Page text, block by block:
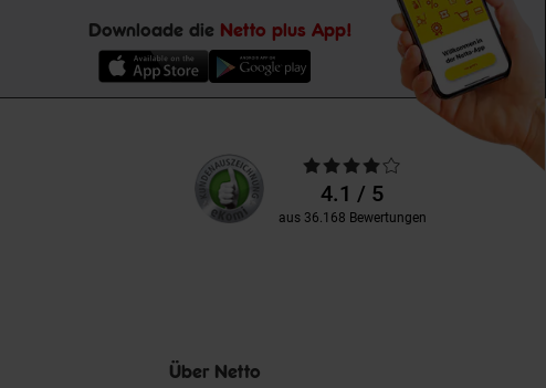
Downloade die Netto plus App!
Unsere
Kundenbewertungen
Durchschnittliche
Bewertungen4.1 / 5
aus 36.168 Bewertungen
Über Netto